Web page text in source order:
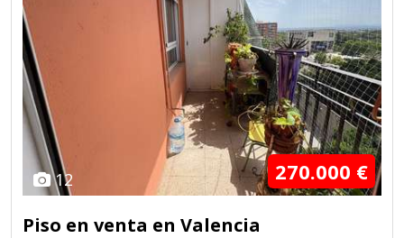
12 270.000 €
Piso en venta en Valencia